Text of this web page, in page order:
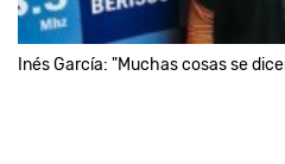
Inés García: "Muchas cosas se